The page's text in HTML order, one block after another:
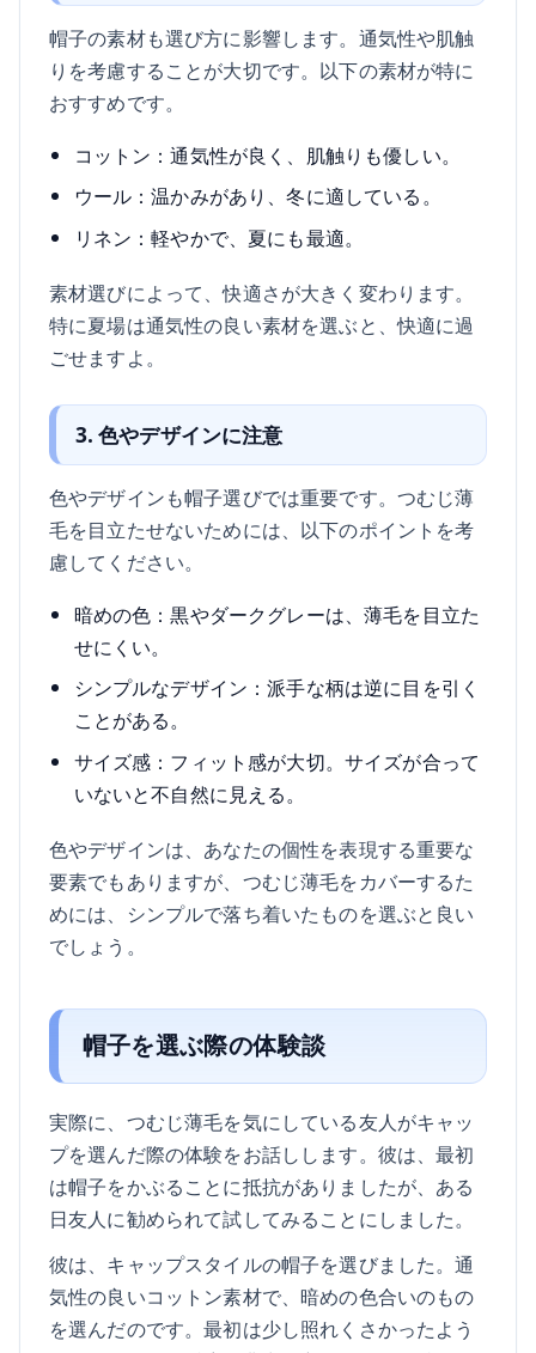
帽子の素材も選び方に影響します。通気性や肌触
りを考慮することが大切です。以下の素材が特に
おすすめです。
コットン：通気性が良く、肌触りも優しい。
ウール：温かみがあり、冬に適している。
リネン：軽やかで、夏にも最適。
素材選びによって、快適さが大きく変わります。
特に夏場は通気性の良い素材を選ぶと、快適に過
ごせますよ。
3. 色やデザインに注意
色やデザインも帽子選びでは重要です。つむじ薄
毛を目立たせないためには、以下のポイントを考
慮してください。
暗めの色：黒やダークグレーは、薄毛を目立た
せにくい。
シンプルなデザイン：派手な柄は逆に目を引く
ことがある。
サイズ感：フィット感が大切。サイズが合って
いないと不自然に見える。
色やデザインは、あなたの個性を表現する重要な
要素でもありますが、つむじ薄毛をカバーするた
めには、シンプルで落ち着いたものを選ぶと良い
でしょう。
帽子を選ぶ際の体験談
実際に、つむじ薄毛を気にしている友人がキャッ
プを選んだ際の体験をお話しします。彼は、最初
は帽子をかぶることに抵抗がありましたが、ある
日友人に勧められて試してみることにしました。
彼は、キャップスタイルの帽子を選びました。通
気性の良いコットン素材で、暗めの色合いのもの
を選んだのです。最初は少し照れくさかったよう